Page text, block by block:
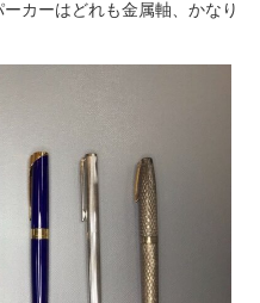
カーはどれも金属軸、かなり